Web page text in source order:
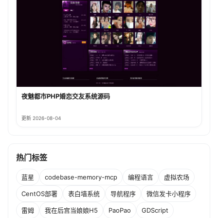
夜魅都市PHP婚恋交友系统源码
更新 2026-08-04
热门标签
蓝星 codebase-memory-mcp 编程语言 虚拟农场
CentOS部署 表白墙系统 导航程序 微信发卡小程序
雷姆 我在后宫当娘娘H5 PaoPao GDScript